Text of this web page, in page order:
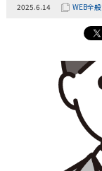
2025.6.14 WEB全般